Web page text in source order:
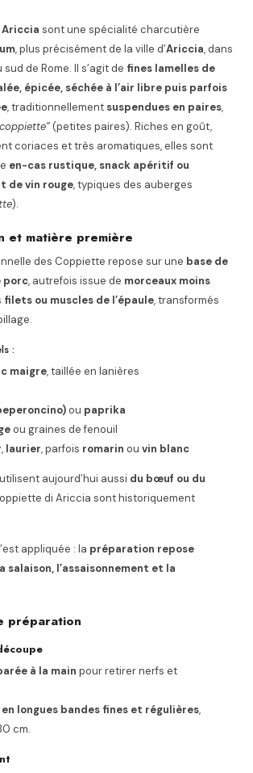
sont une spécialité charcutière
, plus précisément de la ville d’Ariccia, dans
sud de Rome. Il s’agit de fines lamelles de
épicée, séchée à l’air libre puis parfois
, traditionnellement suspendues en paires,
(petites paires). Riches en goût,
coriaces et très aromatiques, elles sont
en-cas rustique, snack apéritif ou
de vin rouge, typiques des auberges
).
et matière première
des Coppiette repose sur une base de
porc, autrefois issue de morceaux moins
filets ou muscles de l’épaule, transformés
:
maigre, taillée en lanières
ou paprika
ou graines de fenouil
, laurier, parfois romarin ouvin blanc
aujourd’hui aussi du bœuf ou du
di Ariccia sont historiquement
appliquée : la préparation repose
salaison, l’assaisonnement et la
préparation
à la main pour retirer nerfs et
longues bandes fines et régulières,
cm.